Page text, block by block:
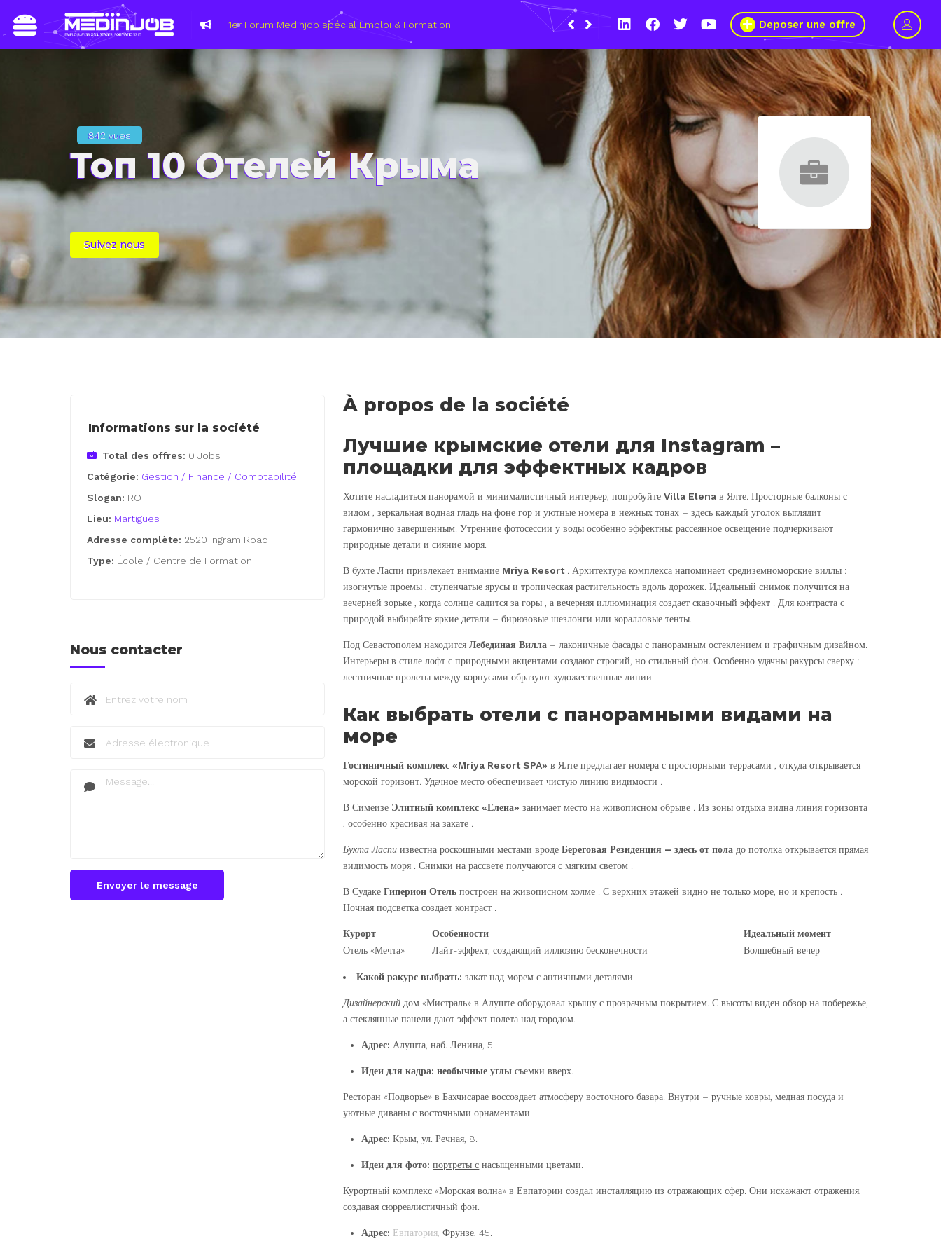
Du 8 au 11 mars 2021, le Wagon Marseille s’engage pour plus de mixité dans
Deposer une offre
842 vues
Топ 10 Отелей Крыма
Suivez nous
À propos de la société
Лучшие крымские отели для Instagram –
площадки для эффектных кадров
Хотите насладиться панорамой и минималистичный интерьер, попробуйтеVilla Elena в Ялте. Просторные балконы с
видом , зеркальная водная гладь на фоне гор и уютные номера в нежных тонах – здесь каждый уголок выглядит
гармонично завершенным. Утренние фотосессии у воды особенно эффектны: рассеянное освещение подчеркивают
природные детали и сияние моря.
В бухте Ласпи привлекает внимание Mriya Resort. Архитектура комплекса напоминает средиземноморские виллы :
изогнутые проемы , ступенчатые ярусы и тропическая растительность вдоль дорожек. Идеальный снимок получится на
вечерней зорьке , когда солнце садится за горы , а вечерняя иллюминация создает сказочный эффект . Для контраста с
природой выбирайте яркие детали – бирюзовые шезлонги или коралловые тенты.
Под Севастополем находитсяЛебединая Вилла – лаконичные фасады с панорамным остеклением и графичным дизайном.
Интерьеры в стиле лофт с природными акцентами создают строгий, но стильный фон. Особенно удачны ракурсы сверху :
лестничные пролеты между корпусами образуют художественные линии.
Как выбрать отели с панорамными видами на
море
Гостиничный комплекс «Mriya Resort SPA» в Ялте предлагает номера с просторными террасами , откуда открывается
морской горизонт. Удачное место обеспечивает чистую линию видимости .
В Симеизе Элитный комплекс «Елена» занимает место на живописном обрыве . Из зоны отдыха видна линия горизонта
, особенно красивая на закате .
Бухта Ласпиизвестна роскошными местами вродеБереговая Резиденция – здесь от пола до потолка открывается прямая
видимость моря . Снимки на рассвете получаются с мягким светом .
В СудакеГиперион Отель построен на живописном холме . С верхних этажей видно не только море, но и крепость .
Ночная подсветка создает контраст .
Курорт Особенности
Идеальный момент
Отель «Мечта»
Лайт-эффект, создающий иллюзию бесконечности Волшебный вечер
Какой ракурс выбрать: закат над морем с античными деталями.
Дизайнерский дом «Мистраль» в Алуште оборудовал крышу с прозрачным покрытием. С высоты виден обзор на побережье,
а стеклянные панели дают эффект полета над городом.
Адрес: Алушта, наб. Ленина, 5.
Идеи для кадра: необычные углы съемки вверх.
Ресторан «Подворье» в Бахчисарае воссоздает атмосферу восточного базара. Внутри – ручные ковры, медная посуда и
уютные диваны с восточными орнаментами.
Адрес: Крым, ул. Речная, 8.
Идеи для фото: портреты с насыщенными цветами.
Курортный комплекс «Морская волна» в Евпатории создал инсталляцию из отражающих сфер. Они искажают отражения,
создавая сюрреалистичный фон.
Адрес: Евпатория, Фрунзе, 45.
Informations sur la société
Total des offres: 0 Jobs
Catégorie: Gestion / Finance / Comptabilité
Slogan: RO
Lieu: Martigues
Adresse complète: 2520 Ingram Road
Type: École / Centre de Formation
Nous contacter
Envoyer le message